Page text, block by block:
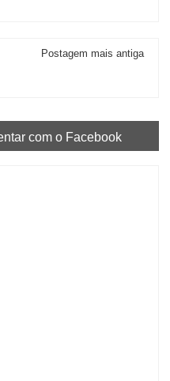
Postagem mais antiga
com o Facebook